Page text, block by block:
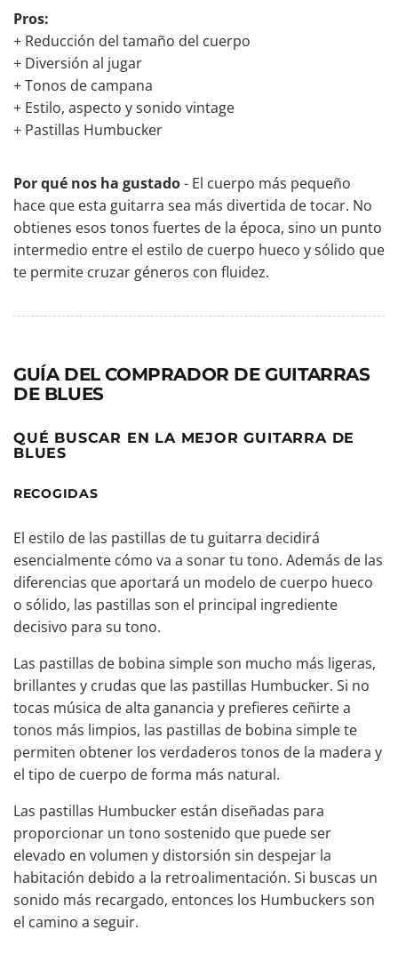
Pros:
+ Reducción del tamaño del cuerpo
+ Diversión al jugar
+ Tonos de campana
+ Estilo, aspecto y sonido vintage
+ Pastillas Humbucker
Por qué nos ha gustado- El cuerpo más pequeño
hace que esta guitarra sea más divertida de tocar. No
obtienes esos tonos fuertes de la época, sino un punto
intermedio entre el estilo de cuerpo hueco y sólido que
te permite cruzar géneros con fluidez.
GUÍA DEL COMPRADOR DE GUITARRAS
DE BLUES
QUÉ BUSCAR EN LA MEJOR GUITARRA DE
BLUES
RECOGIDAS
El estilo de las pastillas de tu guitarra decidirá
esencialmente cómo va a sonar tu tono. Además de las
diferencias que aportará un modelo de cuerpo hueco
o sólido, las pastillas son el principal ingrediente
decisivo para su tono.
Las pastillas de bobina simple son mucho más ligeras,
brillantes y crudas que las pastillas Humbucker. Si no
tocas música de alta ganancia y prefieres ceñirte a
tonos más limpios, las pastillas de bobina simple te
permiten obtener los verdaderos tonos de la madera y
el tipo de cuerpo de forma más natural.
Las pastillas Humbucker están diseñadas para
proporcionar un tono sostenido que puede ser
elevado en volumen y distorsión sin despejar la
habitación debido a la retroalimentación. Si buscas un
sonido más recargado, entonces los Humbuckers son
el camino a seguir.